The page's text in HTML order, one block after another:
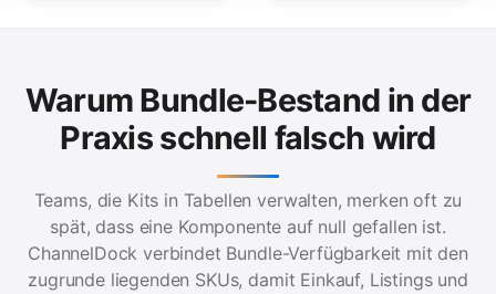
Warum Bundle-Bestand in der
Praxis schnell falsch wird
Teams, die Kits in Tabellen verwalten, merken oft zu
spät, dass eine Komponente auf null gefallen ist.
ChannelDock verbindet Bundle-Verfügbarkeit mit den
zugrunde liegenden SKUs, damit Einkauf, Listings und